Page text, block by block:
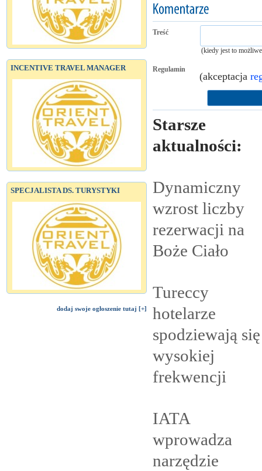
INCENTIVE TRAVEL MANAGER
SPECJALISTA DS. TURYSTYKI
dodaj swoje ogłoszenie tutaj [+]
Treść
(kiedy jest to
Regulamin
(akceptacja
Starsze
aktualności:
Dynamiczny
wzrost liczby
rezerwacji na
Boże Ciało
Tureccy
hotelarze
spodziewają się
wysokiej
frekwencji
IATA
wprowadza
narzędzie